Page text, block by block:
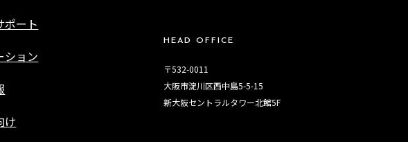
ポート
ション
け
HEAD OFFICE
〒532-0011
大阪市淀川区西中島5-5-15
新大阪セントラルタワー北館5F